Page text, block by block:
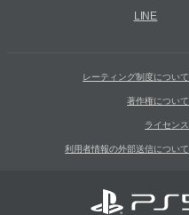
LINE
レーティング制度について
著作権について
ライセンス
利用者情報の外部送信について